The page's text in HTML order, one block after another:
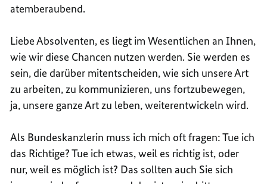
atemberaubend.
Liebe Absolventen, es liegt im Wesentlichen an Ihnen,
wie wir diese Chancen nutzen werden. Sie werden es
sein, die darüber mitentscheiden, wie sich unsere Art
zu arbeiten, zu kommunizieren, uns fortzubewegen,
ja, unsere ganze Art zu leben, weiterentwickeln wird.
Als Bundeskanzlerin muss ich mich oft fragen: Tue ich
das Richtige? Tue ich etwas, weil es richtig ist, oder
nur, weil es möglich ist? Das sollten auch Sie sich